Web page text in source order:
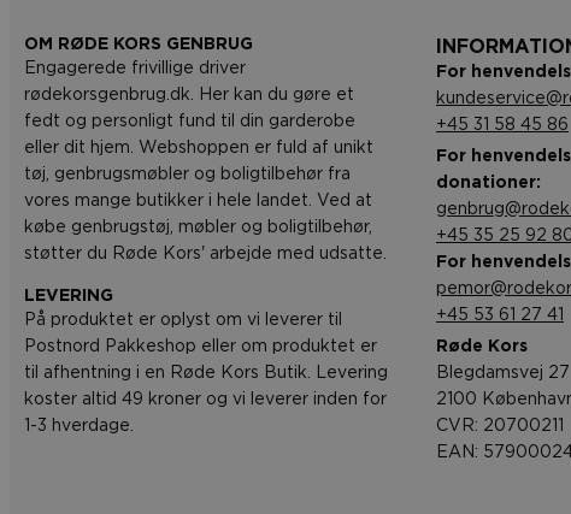
OM RØDE KORS GENBRUG
Engagerede frivillige driver
rødekorsgenbrug.dk. Her kan du gøre et
fedt og personligt fund til din garderobe
eller dit hjem. Webshoppen er fuld af unikt
tøj, genbrugsmøbler og boligtilbehør fra
vores mange butikker i hele landet. Ved at
købe genbrugstøj, møbler og boligtilbehør,
støtter du Røde Kors' arbejde med udsatte.
LEVERING
På produktet er oplyst om vi leverer til
Postnord Pakkeshop eller om produktet er
til afhentning i en Røde Kors Butik. Levering
koster altid 49 kroner og vi leverer inden for
1-3 hverdage.
For
+45 31 58 45 86
For
donationer:
+45 35 25 92
For
+45 53 61 27 41
Røde Kors
Blegdamsvej 27
2100
CVR: 20700211
EAN: